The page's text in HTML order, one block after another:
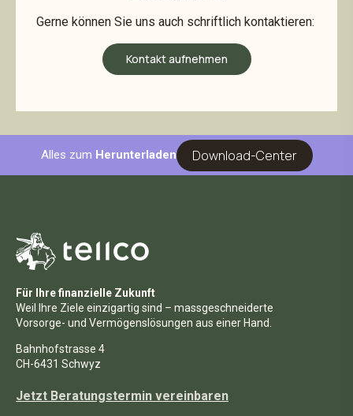
Gerne können Sie uns auch schriftlich kontaktieren:
Kontakt aufnehmen
Alles zum Herunterladen Download-Center
Für Ihre finanzielle Zukunft
Weil Ihre Ziele einzigartig sind – massgeschneiderte
Vorsorge- und Vermögenslösungen aus einer Hand.
Bahnhofstrasse 4
CH-6431 Schwyz
Jetzt Beratungstermin vereinbaren